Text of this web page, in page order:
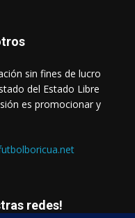
sin fines de lucro
del Estado Libre
es promocionar y
redes!